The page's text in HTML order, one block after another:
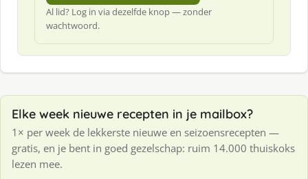
Al lid? Log in via dezelfde knop — zonder
wachtwoord.
Elke week nieuwe recepten in je mailbox?
1× per week de lekkerste nieuwe en seizoensrecepten —
gratis, en je bent in goed gezelschap: ruim 14.000 thuiskoks
lezen mee.